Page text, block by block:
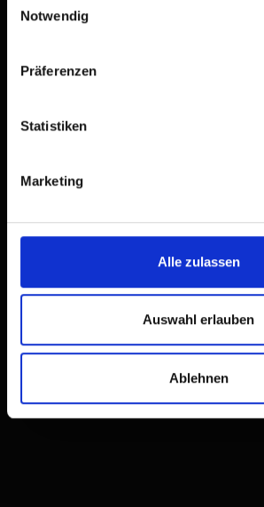
Notwendig
Präferenzen
Statistiken
Marketing
Alle zulassen
Auswahl erlauben
Ablehnen